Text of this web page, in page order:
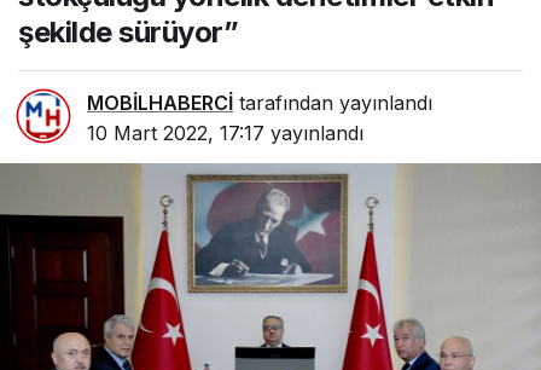
şekilde sürüyor”
MOBİLHABERCİ tarafından yayınlandı
10 Mart 2022, 17:17 yayınlandı